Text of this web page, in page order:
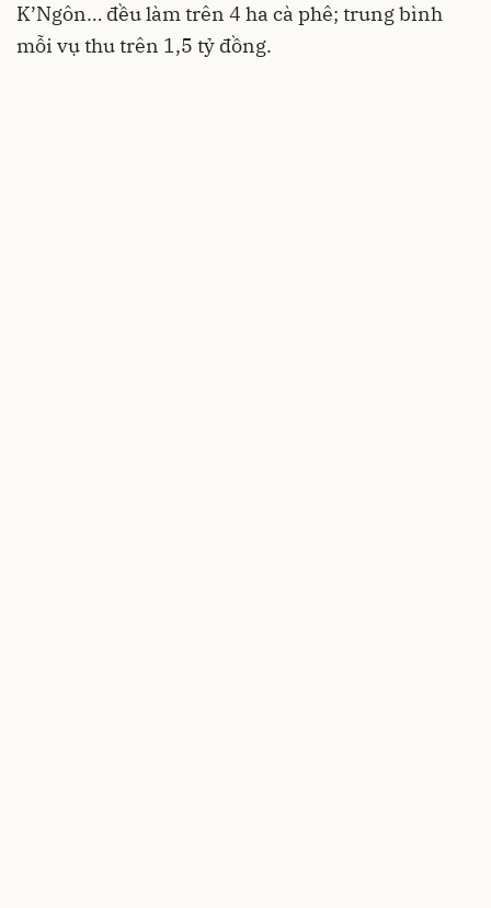
K’Ngôn… đều làm trên 4 ha cà phê; trung bình
mỗi vụ thu trên 1,5 tỷ đồng.